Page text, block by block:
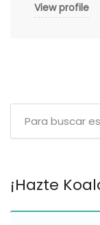
View profile
¡Hazte